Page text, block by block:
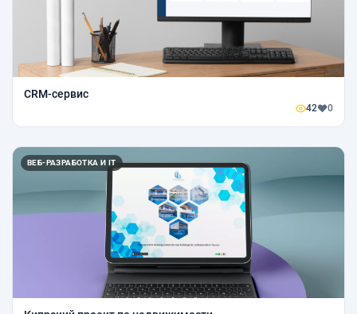
CRM-сервис
42 0
ВЕБ-РАЗРАБОТКА И IT